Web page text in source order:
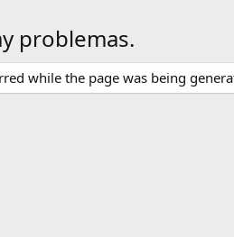
problemas.
while the page was being